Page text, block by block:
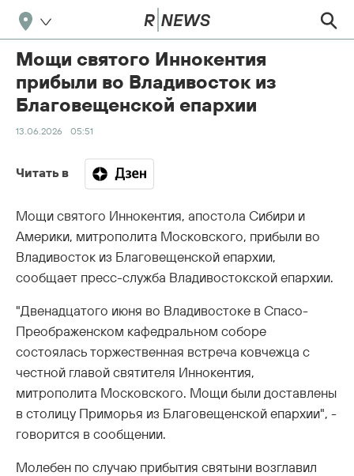
Мощи святого Иннокентия
прибыли во Владивосток из
Благовещенской епархии
13.06.2026 05:51
Читать в
Мощи святого Иннокентия, апостола Сибири и
Америки, митрополита Московского, прибыли во
Владивосток из Благовещенской епархии,
сообщает пресс-служба Владивостокской епархии.
"Двенадцатого июня во Владивостоке в Спасо-
Преображенском кафедральном соборе
состоялась торжественная встреча ковчежца с
честной главой святителя Иннокентия,
митрополита Московского. Мощи были доставлены
в столицу Приморья из Благовещенской епархии", -
говорится в сообщении.
Молебен по случаю прибытия святыни возглавил